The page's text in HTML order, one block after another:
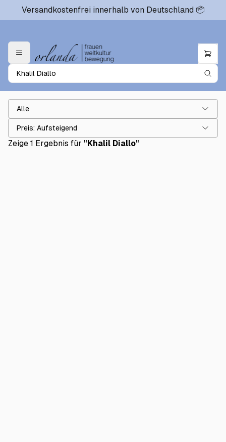
Versandkostenfrei innerhalb von Deutschland 📦
Alle
Zeige 1 Ergebnis für "Khalil Diallo"
Preis: Aufsteigend